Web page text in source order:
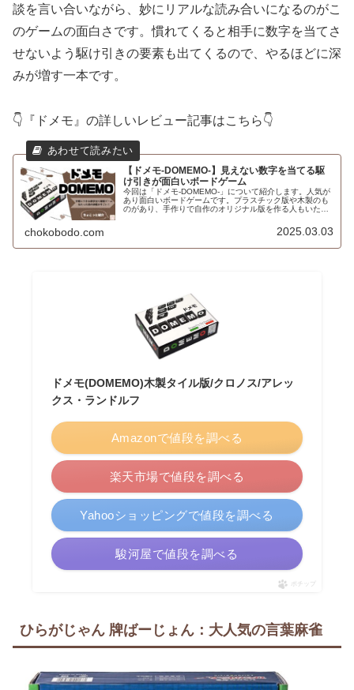
談を言い合いながら、妙にリアルな読み合いになるのがこ
のゲームの面白さです。慣れてくると相手に数字を当てさ
せないよう駆け引きの要素も出てくるので、やるほどに深
みが増す一本です。
👇『ドメモ』の詳しいレビュー記事はこちら👇
【ドメモ-DOMEMO-】見えない数字を当てる駆
け引きが面白いボードゲーム
今回は「ドメモ-DOMEMO-」について紹介します。人気が
あり面白いボードゲームです。プラスチック版や木製のも
のがあり、手作りで自作のオリジナル版を作る人もいたり
chokobodo.com 2025.03.03
ドメモ(DOMEMO)木製タイル版/クロノス/アレッ
クス・ランドルフ
Amazonで値段を調べる
楽天市場で値段を調べる
Yahooショッピングで値段を調べる
駿河屋で値段を調べる
ポチップ
ひらがじゃん 牌ばーじょん：大人気の言葉麻雀